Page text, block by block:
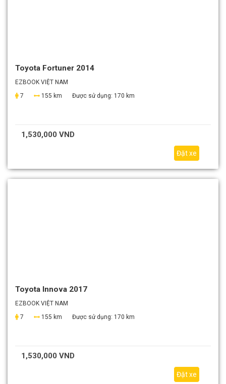
Toyota Fortuner 2014
EZBOOK VIỆT NAM
7
155 km Được sử dụng: 170 km
1,530,000 VND
Đặt xe
Toyota Innova 2017
EZBOOK VIỆT NAM
7
155 km Được sử dụng: 170 km
1,530,000 VND
Đặt xe